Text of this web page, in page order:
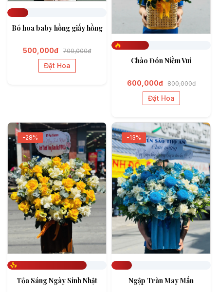
Bó hoa baby hồng giấy hồng
500,000đ 700,000đ
Đặt Hoa
Chào Đón Niềm Vui
600,000đ 800,000đ
Đặt Hoa
-28%
Tỏa Sáng Ngày Sinh Nhật
-13%
Ngập Tràn May Mắn